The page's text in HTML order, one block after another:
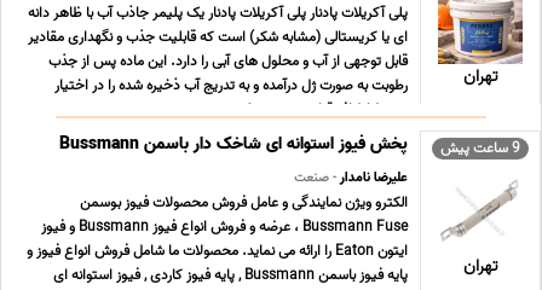
تهران
پلی آکریلات پادنار پلی آکریلات پادنار یک پلیمر جاذب آب با ظاهر دانه
ای یا کریستالی (مشابه شکر) است که قابلیت جذب و نگهداری مقادیر
قابل توجهی از آب و محلول های آبی را دارد. این ماده پس از جذب
رطوبت به صورت ژل درآمده و به تدریج آب ذخیره شده را در اختیار
محیط اطراف قرار می دهد. پلی ... ...
9 ساعت پیش
تهران
پخش فیوز استوانه ای شاخک دار باسمن Bussmann
علیرضا نامدار- صنعت
الکترو ویژن نمایندگی و عامل فروش محصولات فیوز بوسمن
Bussmann Fuse ، عرضه و فروش انواع فیوز Bussmann و فیوز
ایتون Eaton را ارائه می نماید. محصولات ما شامل فروش انواع فیوز و
پایه فیوز باسمن Bussmann , پایه فیوز کاردی , فیوز استوانه ای